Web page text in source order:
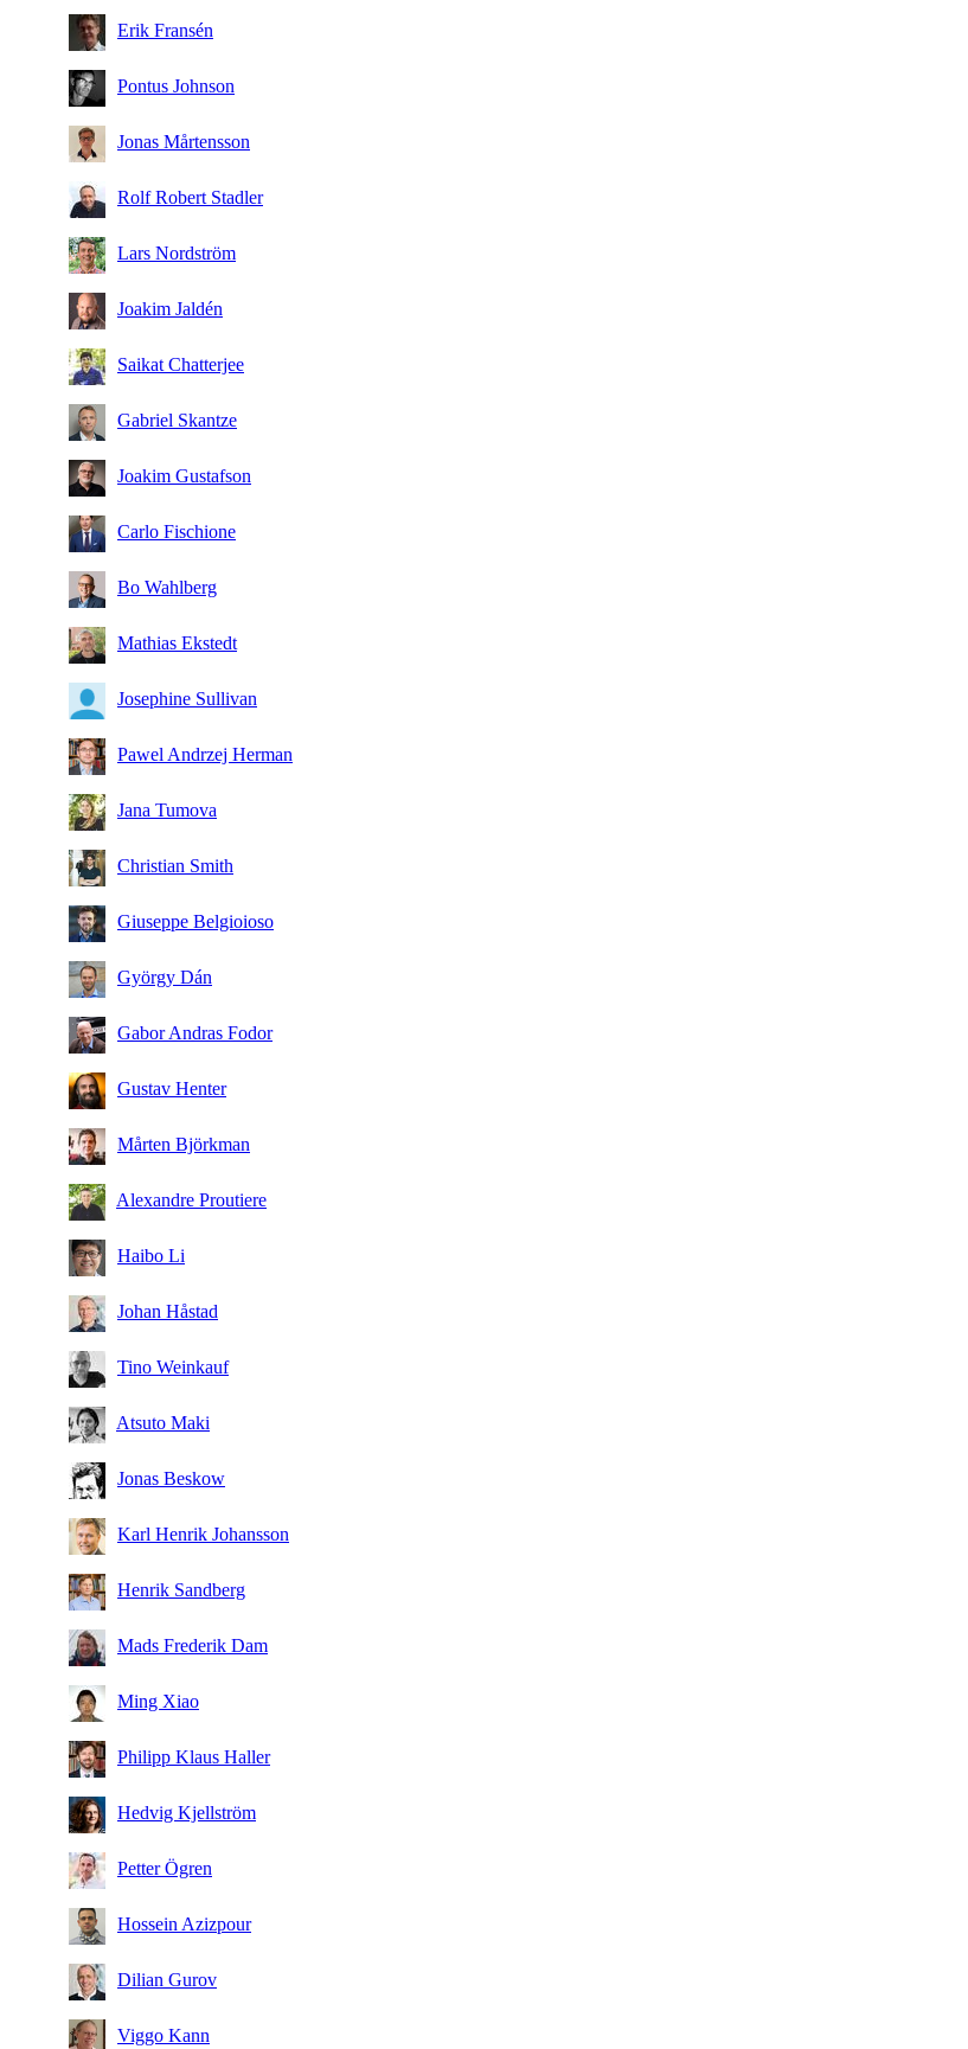
Erik Fransén
Pontus Johnson
Jonas Mårtensson
Rolf Robert Stadler
Lars Nordström
Joakim Jaldén
Saikat Chatterjee
Gabriel Skantze
Joakim Gustafson
Carlo Fischione
Bo Wahlberg
Mathias Ekstedt
Josephine Sullivan
Pawel Andrzej Herman
Jana Tumova
Christian Smith
Giuseppe Belgioioso
György Dán
Gabor Andras Fodor
Gustav Henter
Mårten Björkman
Alexandre Proutiere
Haibo Li
Johan Håstad
Tino Weinkauf
Atsuto Maki
Jonas Beskow
Karl Henrik Johansson
Henrik Sandberg
Mads Frederik Dam
Ming Xiao
Philipp Klaus Haller
Hedvig Kjellström
Petter Ögren
Hossein Azizpour
Dilian Gurov
Viggo Kann